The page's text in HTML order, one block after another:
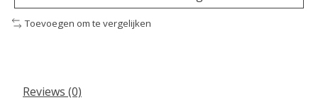
Toevoegen om te vergelijken
Reviews (0)